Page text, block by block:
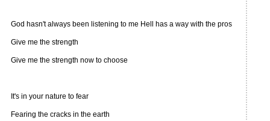
God hasn't always been listening to me Hell has a way with the pros
Give me the strength
Give me the strength now to choose
It's in your nature to fear
Fearing the cracks in the earth